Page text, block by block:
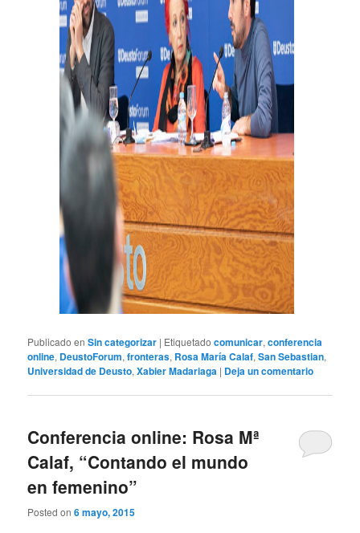
Publicado en Sin categorizar | Etiquetado comunicar,conferencia
online, DeustoForum,fronteras, Rosa María Calaf,San Sebastian,
Universidad de Deusto,Xabier Madariaga | Deja un comentario
Conferencia online: Rosa Mª
Calaf, “Contando el mundo
en femenino”
Posted on6 mayo, 2015